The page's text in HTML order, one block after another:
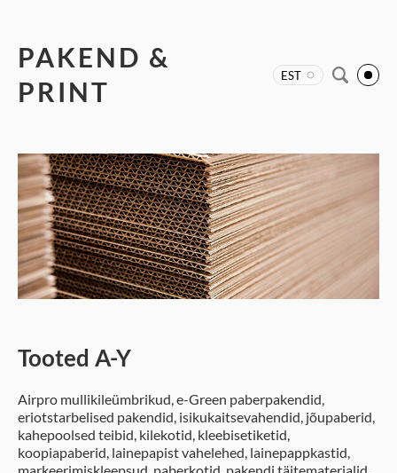
PAKEND &
PRINT
EST
Tooted A-Y
Airpro mullikileümbrikud, e-Green paberpakendid,
eriotstarbelised pakendid, isikukaitsevahendid, jõupaberid,
kahepoolsed teibid, kilekotid, kleebisetiketid,
koopiapaberid, lainepapist vahelehed, lainepappkastid,